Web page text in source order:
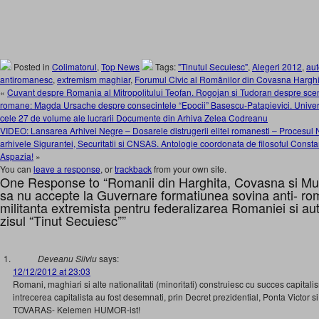
Posted in Colimatorul, Top News Tags:"Tinutul Secuiesc", Alegeri 2012,
antiromanesc, extremism maghiar, Forumul Civic al Românilor din Covasna
« Cuvant despre Romania al Mitropolitului Teofan. Rogojan si Tudoran despre
romane: Magda Ursache despre consecintele “Epocii” Basescu-Patapievici.
cele 27 de volume ale lucrarii Documente din Arhiva Zelea Codreanu
VIDEO: Lansarea Arhivei Negre – Dosarele distrugerii elitei romanesti – Procesul
arhivele Sigurantei, Securitatii si CNSAS. Antologie coordonata de filosoful
Aspazia! »
You can leave a response, ortrackbackfrom your own site.
One Response to “Romanii din Harghita, Covasna si
sa nu accepte la Guvernare formatiunea sovina anti-
militanta extremista pentru federalizarea Romaniei si
zisul “Tinut Secuiesc””
Deveanu Silviusays:
12/12/2012 at 23:03
Romani, maghiari si alte nationalitati (minoritati) construiesc cu succes
intrecerea capitalista au fost desemnati, prin Decret prezidential, Ponta Victor
TOVARAS- Kelemen HUMOR-ist!